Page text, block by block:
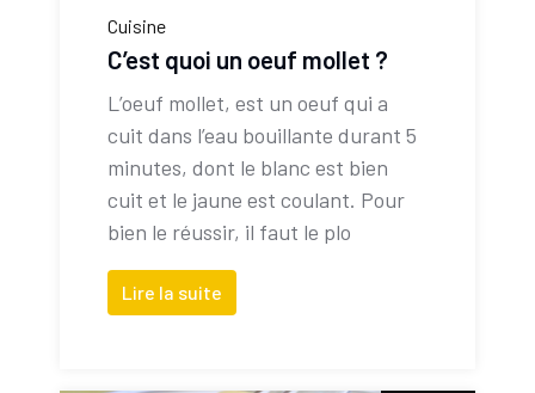
Cuisine
C’est quoi un oeuf mollet ?
L’oeuf mollet, est un oeuf qui a
cuit dans l’eau bouillante durant 5
minutes, dont le blanc est bien
cuit et le jaune est coulant. Pour
bien le réussir, il faut le plo
Lire la suite